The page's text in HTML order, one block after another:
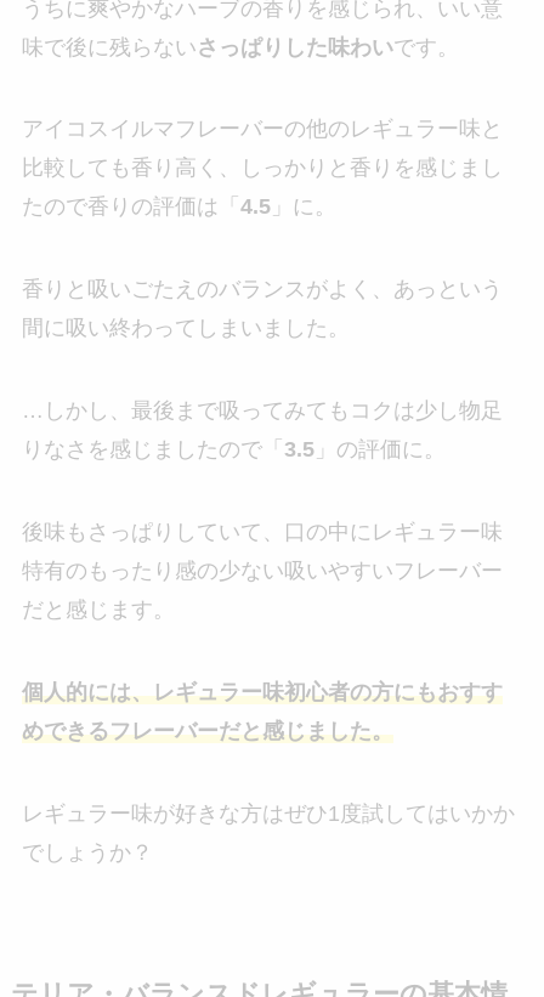
うちに爽やかなハーブの香りを感じられ、いい意
味で後に残らないさっぱりした味わいです。
アイコスイルマフレーバーの他のレギュラー味と
比較しても香り高く、しっかりと香りを感じまし
たので香りの評価は「 4.5」に。
香りと吸いごたえのバランスがよく、あっという
間に吸い終わってしまいました。
…しかし、最後まで吸ってみてもコクは少し物足
りなさを感じましたので「 3.5」の評価に。
後味もさっぱりしていて、口の中にレギュラー味
特有のもったり感の少ない吸いやすいフレーバー
だと感じます。
個人的には、レギュラー味初心者の方にもおすす
めできるフレーバーだと感じました。
レギュラー味が好きな方はぜひ1度試してはいかか
でしょうか？